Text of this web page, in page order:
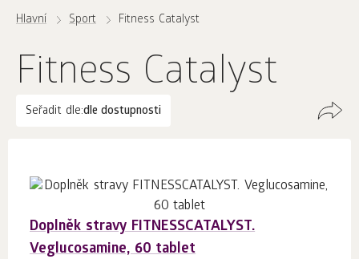
Hlavní Sport Fitness Catalyst
Fitness Catalyst
Seřadit dle:dle dostupnosti
Doplněk stravy FITNESSCATALYST.
Veglucosamine, 60 tablet